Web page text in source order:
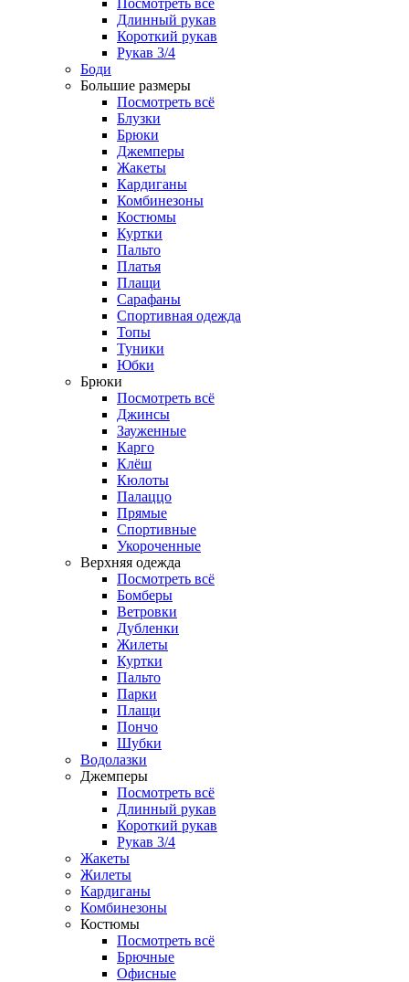
Длинный рукав
Короткий рукав
Рукав 3/4
Боди
Большие размеры
Посмотреть всё
Блузки
Брюки
Джемперы
Жакеты
Кардиганы
Комбинезоны
Костюмы
Куртки
Пальто
Платья
Плащи
Сарафаны
Спортивная одежда
Топы
Туники
Юбки
Брюки
Посмотреть всё
Джинсы
Зауженные
Карго
Клёш
Кюлоты
Палаццо
Прямые
Спортивные
Укороченные
Верхняя одежда
Посмотреть всё
Бомберы
Ветровки
Дубленки
Жилеты
Куртки
Пальто
Парки
Плащи
Пончо
Шубки
Водолазки
Джемперы
Посмотреть всё
Длинный рукав
Короткий рукав
Рукав 3/4
Жакеты
Жилеты
Кардиганы
Комбинезоны
Костюмы
Посмотреть всё
Брючные
Офисные